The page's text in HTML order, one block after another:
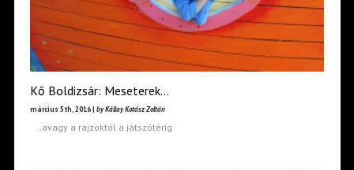
Kő Boldizsár: Meseterek…
március 5th, 2016 | by Kállay Kotász Zoltán
…avagy a rajzoktól a játszótérig